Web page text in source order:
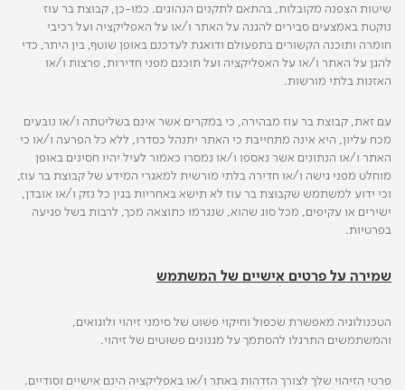
שיטות הצפנה מקובלות, בהתאם לתקנים הנהוגים. כמו-כן, קבוצת בר עוז
נוקטת באמצעים סבירים להגנה על האתר ו/או על האפליקציה ועל רכיבי
חומרה ותוכנה הקשורים בתפעולם ודואגת לעדכנם באופן שוטף, בין היתר, כדי
להגן על האתר ו/או על האפליקציה ועל תוכנם מפני חדירות, פרצות ו/או
האזנות בלתי מורשות.
עם זאת, קבוצת בר עוז מבהירה, כי במקרים אשר אינם בשליטתה ו/או נובעים
מכח עליון, היא אינה מתחייבת כי האתר יתנהל כסדרו, ללא כל הפרעה ו/או כי
האתר ו/או הנתונים אשר נאספו ו/או נמסרו כאמור לעיל יהיו חסינים באופן
מוחלט מפני גישה ו/או חדירה בלתי מורשית למאגרי המידע של קבוצת בר עוז,
וכי ידוע למשתמש שקבוצת בר עוז לא תישא באחריות בגין כל נזק ו/או אובדן,
ישירים או עקיפים, מכל סוג שהוא, שנגרמו כתוצאה מכך, לרבות בשל פגיעה
בפרטיות.
שמירה על פרטים אישיים של המשתמש
הטכנולוגיה מאפשרת שכפול וחיקוי פשוט של סימני זיהוי ולוגואים,
והמשתמשים התרגלו להסתמך על מגנונים פשוטים של זיהוי.
פרטי הזיהוי שלך לצורך הזדהות באתר ו/או באפליקציה הינם אישיים וסודיים.